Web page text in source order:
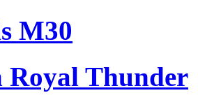
M30
Thunder